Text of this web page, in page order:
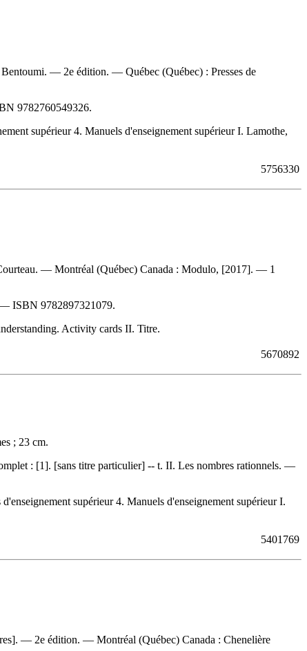
— 2e édition. — Québec (Québec) : Presses de
9782760549326.
supérieur 4. Manuels d'enseignement supérieur I. Lamothe,
5756330
— Montréal (Québec) Canada : Modulo, [2017]. — 1
— ISBN 9782897321079.
Activity cards II. Titre.
5670892
; 23 cm.
: [1]. [sans titre particulier] -- t. II. Les nombres rationnels. —
supérieur 4. Manuels d'enseignement supérieur I.
5401769
— 2e édition. — Montréal (Québec) Canada : Chenelière